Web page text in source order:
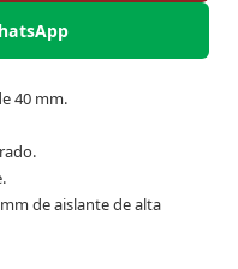
40 mm.
de aislante de alta